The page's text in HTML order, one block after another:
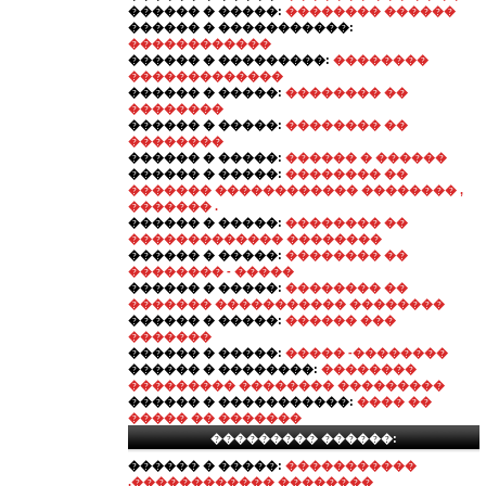
������ � �����: �������� ������
������ � �����������:
������������
������ � ���������: ��������
�������������
������ � �����: �������� ��
��������
������ � �����: �������� ��
��������
������ � �����: ������ � ������
������ � �����: �������� ��
������� ������������ �������� ,
������� .
������ � �����: �������� ��
������������� ��������
������ � �����: �������� ��
�������� - �����
������ � �����: �������� ��
������� ����������� ��������
������ � �����: ������ ���
�������
������ � �����: ����� -��������
������ � ��������: ��������
��������� �������� ���������
������ � �����������: ���� ��
����� �� �������
��������� ������:
������ � �����: �����������
,������������ ��������